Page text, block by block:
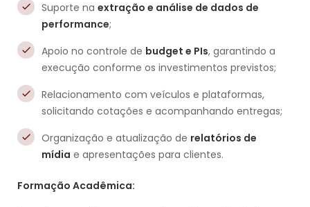
Suporte na extração e análise de dados de
performance;
Apoio no controle de budget e PIs, garantindo a
execução conforme os investimentos previstos;
Relacionamento com veículos e plataformas,
solicitando cotações e acompanhando entregas;
Organização e atualização de relatórios de
mídia e apresentações para clientes.
Formação Acadêmica: